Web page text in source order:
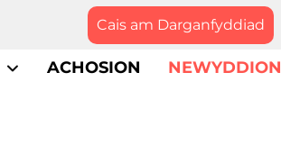
Cais am Darganfyddiad
ACHOSION NEWYDDION